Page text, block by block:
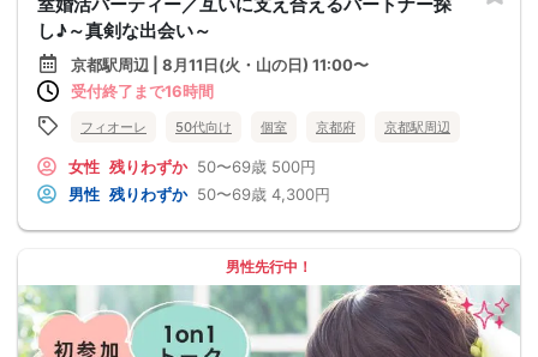
し♪～真剣な出会い～
京都駅周辺 | 8月11日(火・山の日) 11:00〜
受付終了まで16時間
フィオーレ 50代向け 個室 京都府 京都駅周辺
女性 残りわずか 50〜69歳 500円
男性 残りわずか 50〜69歳 4,300円
男性先行中！